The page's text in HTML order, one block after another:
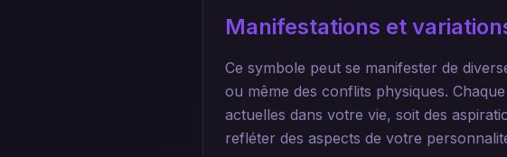
Manifestations et
Ce symbole peut se manifester de
ou même des conflits physiques.
actuelles dans votre vie, soit des
refléter des aspects de votre